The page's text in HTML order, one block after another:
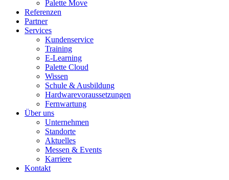
Palette Move
Referenzen
Partner
Services
Kundenservice
Training
E-Learning
Palette Cloud
Wissen
Schule & Ausbildung
Hardwarevoraussetzungen
Fernwartung
Über uns
Unternehmen
Standorte
Aktuelles
Messen & Events
Karriere
Kontakt